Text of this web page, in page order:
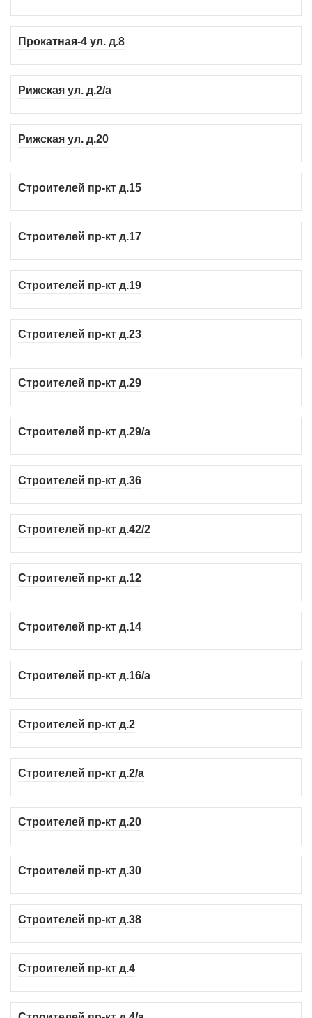
Прокатная-4 ул. д.8
Рижская ул. д.2/а
Рижская ул. д.20
Строителей пр-кт д.15
Строителей пр-кт д.17
Строителей пр-кт д.19
Строителей пр-кт д.23
Строителей пр-кт д.29
Строителей пр-кт д.29/а
Строителей пр-кт д.36
Строителей пр-кт д.42/2
Строителей пр-кт д.12
Строителей пр-кт д.14
Строителей пр-кт д.16/а
Строителей пр-кт д.2
Строителей пр-кт д.2/а
Строителей пр-кт д.20
Строителей пр-кт д.30
Строителей пр-кт д.38
Строителей пр-кт д.4